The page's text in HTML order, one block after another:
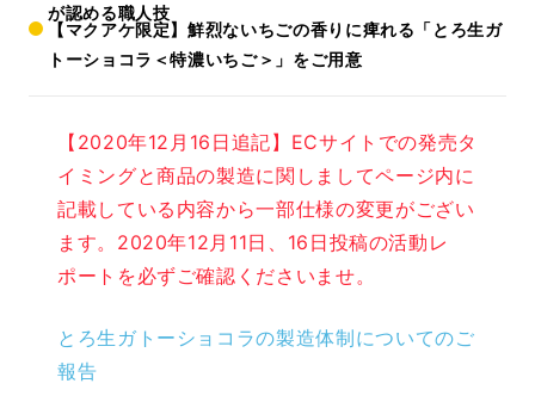
が認める職人技
【マクアケ限定】鮮烈ないちごの香りに痺れる「とろ生ガ
トーショコラ＜特濃いちご＞」をご用意
【2020年12月16日追記】 ECサイトでの発売タ
イミングと商品の製造に関しましてページ内に
記載している内容から一部仕様の変更がござい
ます。2020年12月11日、16日投稿の活動レ
ポートを必ずご確認くださいませ。
とろ生ガトーショコラの製造体制についてのご
報告